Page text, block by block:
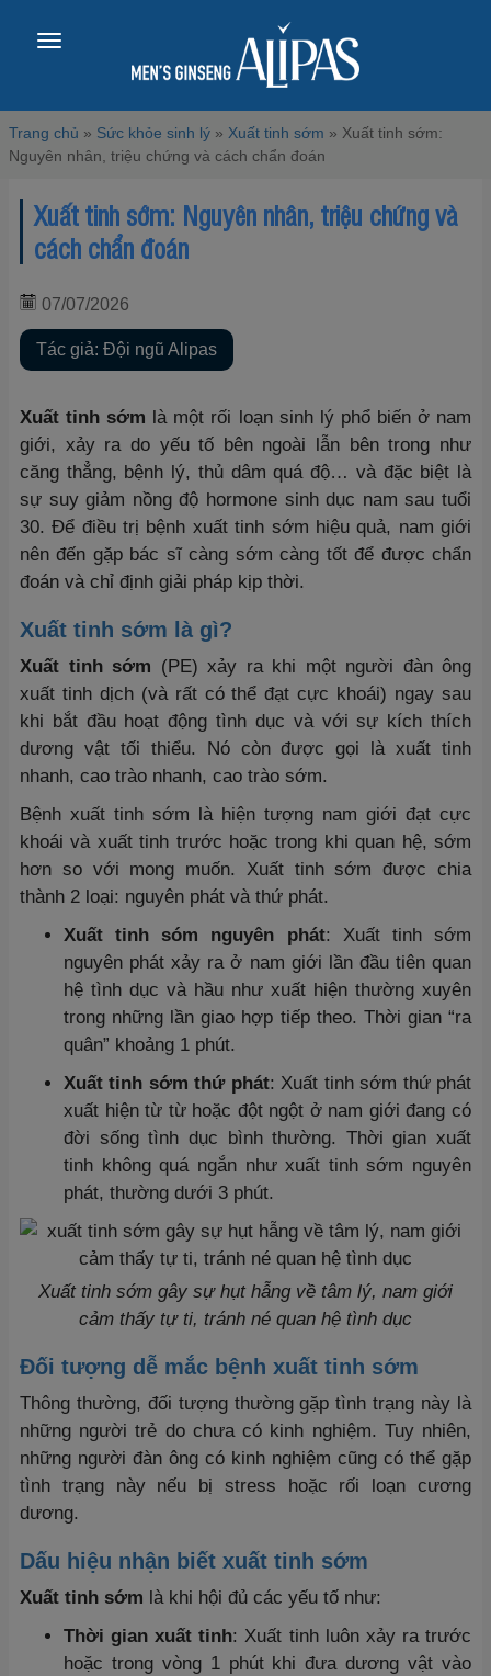
Toggle
Trang chủ » Sức khỏe sinh lý » Xuất tinh sớm » Xuất tinh sớm:
Nguyên nhân, triệu chứng và cách chẩn đoán
Xuất tinh sớm: Nguyên nhân, triệu chứng và
cách chẩn đoán
07/07/2026
Tác giả: Đội ngũ Alipas
Xuất tinh sớm là một rối loạn sinh lý phổ biến ở nam
giới, xảy ra do yếu tố bên ngoài lẫn bên trong như
căng thẳng, bệnh lý, thủ dâm quá độ… và đặc biệt là
sự suy giảm nồng độ hormone sinh dục nam sau tuổi
30. Để điều trị bệnh xuất tinh sớm hiệu quả, nam giới
nên đến gặp bác sĩ càng sớm càng tốt để được chẩn
đoán và chỉ định giải pháp kịp thời.
Xuất tinh sớm là gì?
Xuất tinh sớm (PE) xảy ra khi một người đàn ông
xuất tinh dịch (và rất có thể đạt cực khoái) ngay sau
khi bắt đầu hoạt động tình dục và với sự kích thích
dương vật tối thiểu. Nó còn được gọi là xuất tinh
nhanh, cao trào nhanh, cao trào sớm.
Bệnh xuất tinh sớm là hiện tượng nam giới đạt cực
khoái và xuất tinh trước hoặc trong khi quan hệ, sớm
hơn so với mong muốn. Xuất tinh sớm được chia
thành 2 loại: nguyên phát và thứ phát.
Xuất tinh sóm nguyên phát: Xuất tinh sớm
nguyên phát xảy ra ở nam giới lần đầu tiên quan
hệ tình dục và hầu như xuất hiện thường xuyên
trong những lần giao hợp tiếp theo. Thời gian “ra
quân” khoảng 1 phút.
Xuất tinh sớm thứ phát: Xuất tinh sớm thứ phát
xuất hiện từ từ hoặc đột ngột ở nam giới đang có
đời sống tình dục bình thường. Thời gian xuất
tinh không quá ngắn như xuất tinh sớm nguyên
phát, thường dưới 3 phút.
Xuất tinh sớm gây sự hụt hẫng về tâm lý, nam giới
cảm thấy tự ti, tránh né quan hệ tình dục
Đối tượng dễ mắc bệnh xuất tinh sớm
Thông thường, đối tượng thường gặp tình trạng này là
những người trẻ do chưa có kinh nghiệm. Tuy nhiên,
những người đàn ông có kinh nghiệm cũng có thể gặp
tình trạng này nếu bị stress hoặc rối loạn cương
dương.
Dấu hiệu nhận biết xuất tinh sớm
Xuất tinh sớm là khi hội đủ các yếu tố như:
Thời gian xuất tinh: Xuất tinh luôn xảy ra trước
hoặc trong vòng 1 phút khi đưa dương vật vào